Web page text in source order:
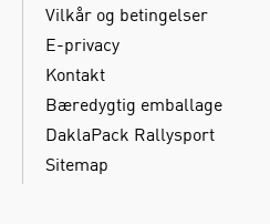
Vilkår og betingelser
E-privacy
Kontakt
Bæredygtig emballage
DaklaPack Rallysport
Sitemap